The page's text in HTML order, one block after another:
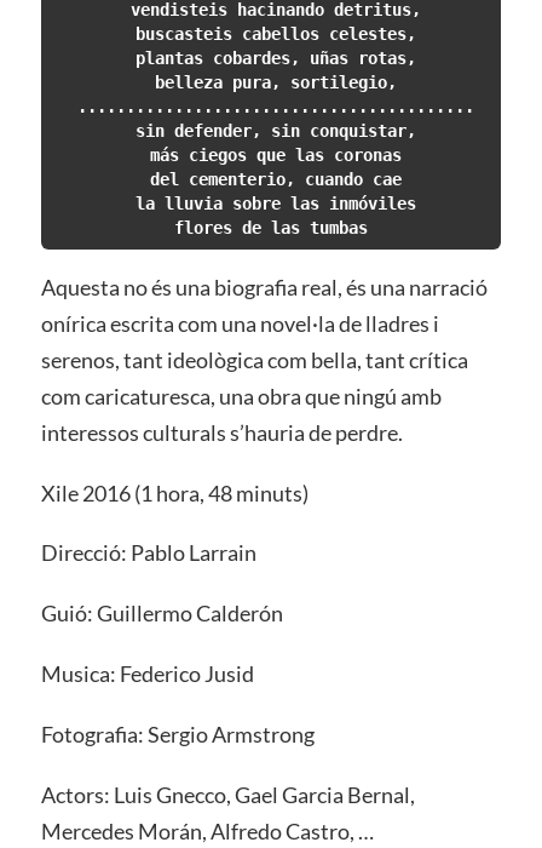
flores de las tumbas
Aquesta no és una biografia real, és una narració
onírica escrita com una novel·la de lladres i
serenos, tant ideològica com bella, tant crítica
com caricaturesca, una obra que ningú amb
interessos culturals s’hauria de perdre.
Xile 2016 (1 hora, 48 minuts)
Direcció: Pablo Larrain
Guió: Guillermo Calderón
Musica: Federico Jusid
Fotografia: Sergio Armstrong
Actors: Luis Gnecco, Gael Garcia Bernal,
Mercedes Morán, Alfredo Castro, …